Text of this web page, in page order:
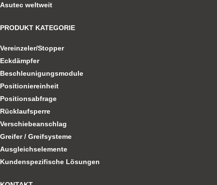
Asutec weltweit
PRODUKT KATEGORIE
Vereinzeler/Stopper
Eckdämpfer
Beschleunigungsmodule
Positioniereinheit
Positionsabfrage
Rücklaufsperre
Verschiebeanschlag
Greifer / Greifsysteme
Ausgleichselemente
Kundenspezifische Lösungen